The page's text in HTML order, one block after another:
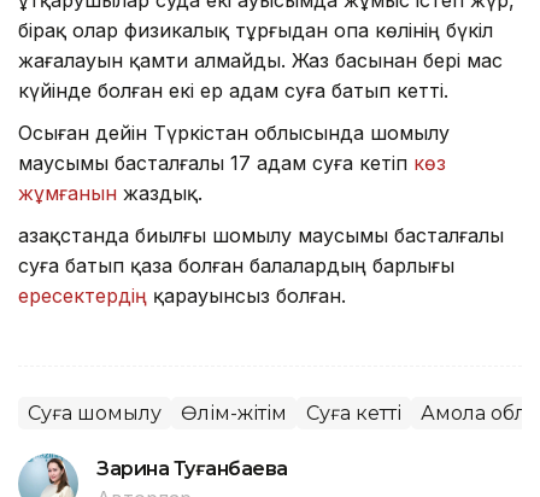
бірақ олар физикалық тұрғыдан Қопа көлінің бүкіл
жағалауын қамти алмайды. Жаз басынан бері мас
күйінде болған екі ер адам суға батып кетті.
Осыған дейін Түркістан облысында шомылу
маусымы басталғалы 17 адам суға кетіп көз
жұмғанын жаздық.
Қазақстанда биылғы шомылу маусымы басталғалы
суға батып қаза болған балалардың барлығы
ересектердің қарауынсыз болған.
Суға шомылу Өлім-жітім Суға кетті Ақмола
Зарина Туғанбаева